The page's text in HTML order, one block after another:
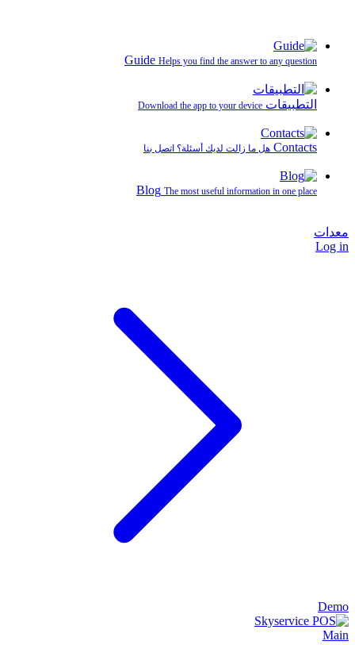
Guide Helps you find the answer to any question
التطبيقات Download the app to your device
Contacts هل ما زالت لديك أسئلة؟ اتصل بنا
Blog The most useful information in one place
معدات
Log in
Demo
Main